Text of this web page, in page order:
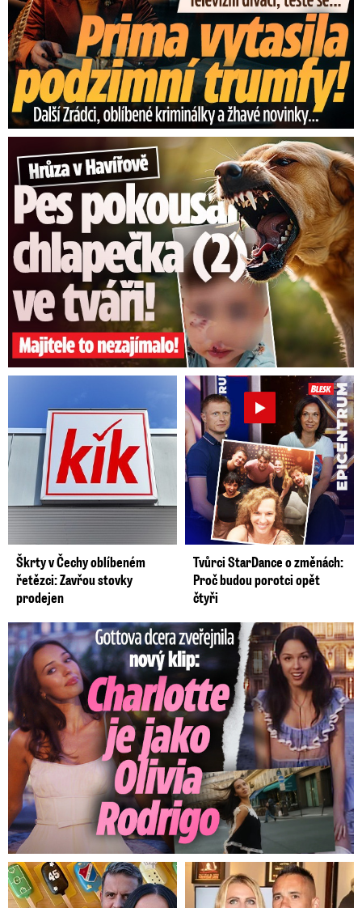
Hrůza v Havířově: Pes pokousal chlapečka (2) ve tváři!
Škrty v Čechy oblíbeném
řetězci: Zavřou stovky
prodejen
Tvůrci StarDance o změnách:
Proč budou porotci opět
čtyři
Gottova dcera zveřejnila nový klip: Je jako Olivie Rodrigo!